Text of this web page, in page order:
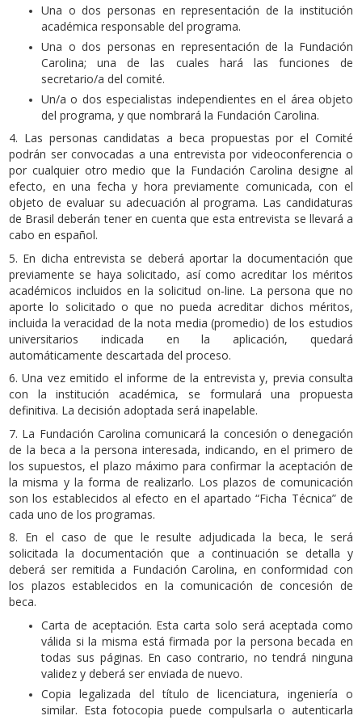
Una o dos personas en representación de la institución
académica responsable del programa.
Una o dos personas en representación de la Fundación
Carolina; una de las cuales hará las funciones de
secretario/a del comité.
Un/a o dos especialistas independientes en el área objeto
del programa, y que nombrará la Fundación Carolina.
4. Las personas candidatas a beca propuestas por el Comité
podrán ser convocadas a una entrevista por videoconferencia o
por cualquier otro medio que la Fundación Carolina designe al
efecto, en una fecha y hora previamente comunicada, con el
objeto de evaluar su adecuación al programa. Las candidaturas
de Brasil deberán tener en cuenta que esta entrevista se llevará a
cabo en español.
5. En dicha entrevista se deberá aportar la documentación que
previamente se haya solicitado, así como acreditar los méritos
académicos incluidos en la solicitud on-line. La persona que no
aporte lo solicitado o que no pueda acreditar dichos méritos,
incluida la veracidad de la nota media (promedio) de los estudios
universitarios indicada en la aplicación, quedará
automáticamente descartada del proceso.
6. Una vez emitido el informe de la entrevista y, previa consulta
con la institución académica, se formulará una propuesta
definitiva. La decisión adoptada será inapelable.
7. La Fundación Carolina comunicará la concesión o denegación
de la beca a la persona interesada, indicando, en el primero de
los supuestos, el plazo máximo para confirmar la aceptación de
la misma y la forma de realizarlo. Los plazos de comunicación
son los establecidos al efecto en el apartado “Ficha Técnica” de
cada uno de los programas.
8. En el caso de que le resulte adjudicada la beca, le será
solicitada la documentación que a continuación se detalla y
deberá ser remitida a Fundación Carolina, en conformidad con
los plazos establecidos en la comunicación de concesión de
beca.
Carta de aceptación. Esta carta solo será aceptada como
válida si la misma está firmada por la persona becada en
todas sus páginas. En caso contrario, no tendrá ninguna
validez y deberá ser enviada de nuevo.
Copia legalizada del título de licenciatura, ingeniería o
similar. Esta fotocopia puede compulsarla o autenticarla